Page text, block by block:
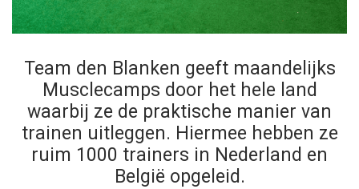
Team den Blanken geeft maandelijks
Musclecamps door het hele land
waarbij ze de praktische manier van
trainen uitleggen. Hiermee hebben ze
ruim 1000 trainers in Nederland en
België opgeleid.